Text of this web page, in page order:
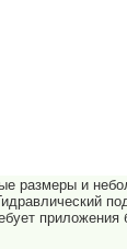
размеры и